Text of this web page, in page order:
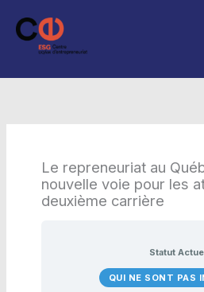
contenu
Le repreneuriat au
nouvelle voie pour les
deuxième carrière
Statut
QUI NE SONT PAS